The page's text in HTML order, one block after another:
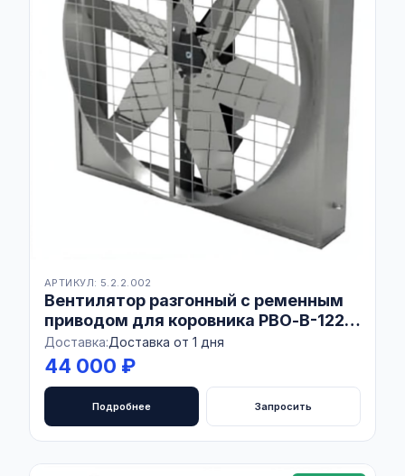
АРТИКУЛ: 5.2.2.002
Вентилятор разгонный с ременным
приводом для коровника РВО-В-1220
Combo AISI430
Доставка:Доставка от 1 дня
44 000 ₽
Подробнее Запросить